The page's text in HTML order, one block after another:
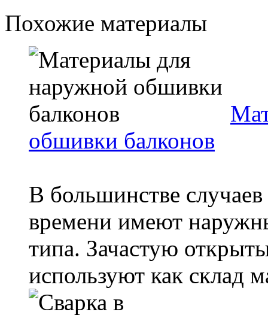
Похожие материалы
обшивки балконов
В большинстве случаев
времени имеют
типа. Зачастую
используют как склад